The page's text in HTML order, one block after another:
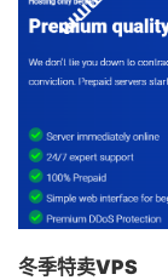
冬季特卖VPS